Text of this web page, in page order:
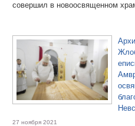
совершил в новоосвященном
27 ноября 2021